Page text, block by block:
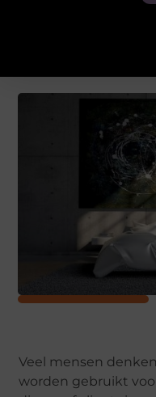
Veel mensen
worden gebruikt